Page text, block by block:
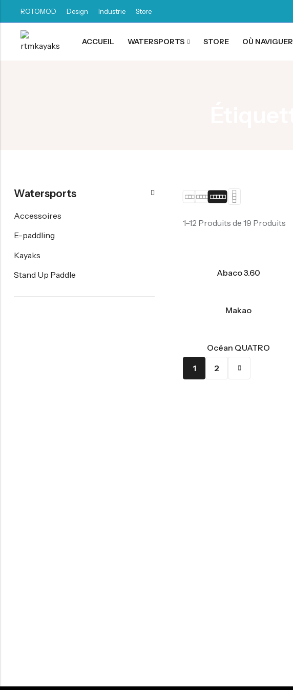
ROTOMOD Design Industrie Store
ACCUEIL WATERSPORTS STORE OÙ NAVIGUER
1–12 Produits de 19 Produits
Abaco 3.60
Makao
Océan QUATRO
1
2
Watersports
Accessoires
E-paddling
Kayaks
Stand Up Paddle